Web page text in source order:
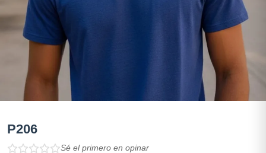
P206
Sé el primero en opinar